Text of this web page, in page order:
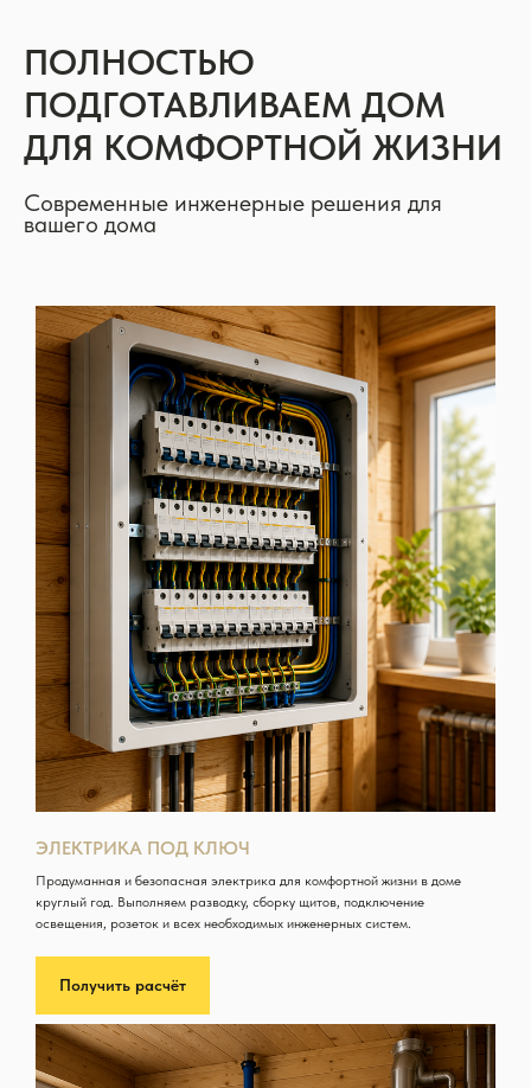
ПОЛНОСТЬЮ
ПОДГОТАВЛИВАЕМ ДОМ
ДЛЯ КОМФОРТНОЙ ЖИЗНИ
Современные инженерные решения для
вашего дома
ЭЛЕКТРИКА ПОД КЛЮЧ
Продуманная и безопасная электрика для комфортной жизни в доме
круглый год. Выполняем разводку, сборку щитов, подключение
освещения, розеток и всех необходимых инженерных систем.
Получить расчёт